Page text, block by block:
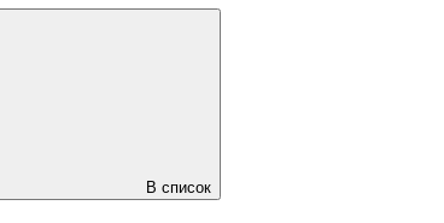
В список